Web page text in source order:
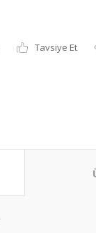
Tavsiye Et